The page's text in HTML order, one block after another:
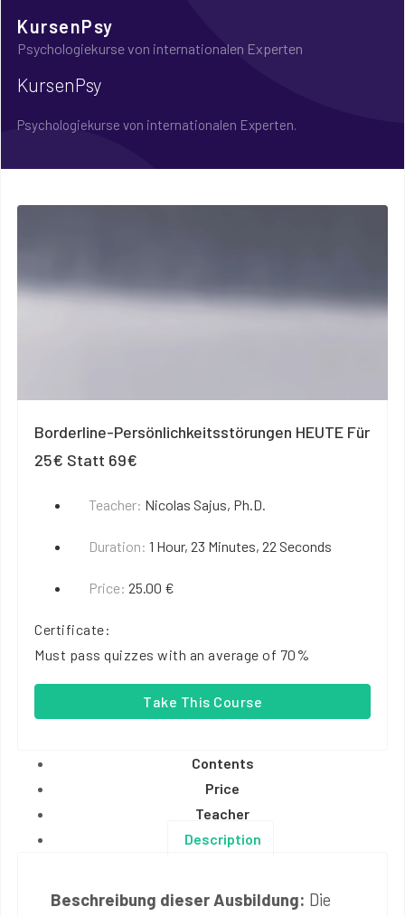
KursenPsy
Psychologiekurse von internationalen Experten
KursenPsy
Psychologiekurse von internationalen Experten.
Borderline-Persönlichkeitsstörungen HEUTE Für
25€ Statt 69€
Teacher: Nicolas Sajus, Ph.D.
Duration: 1 Hour, 23 Minutes, 22 Seconds
Price: 25.00 €
Certificate:
Must pass quizzes with an average of 70%
Take This Course
Contents
Price
Teacher
Description
Beschreibung dieser Ausbildung: Die